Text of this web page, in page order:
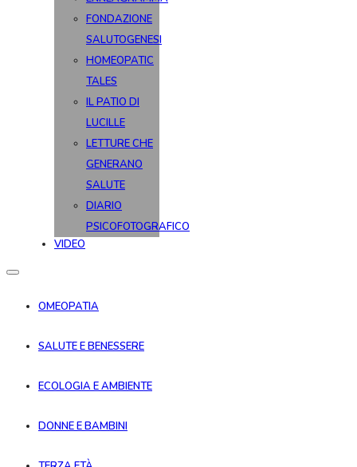
FONDAZIONE
SALUTOGENESI
HOMEOPATIC
TALES
IL PATIO DI
LUCILLE
LETTURE CHE
GENERANO
SALUTE
DIARIO
PSICOFOTOGRAFICO
VIDEO
OMEOPATIA
SALUTE E BENESSERE
ECOLOGIA E AMBIENTE
DONNE E BAMBINI